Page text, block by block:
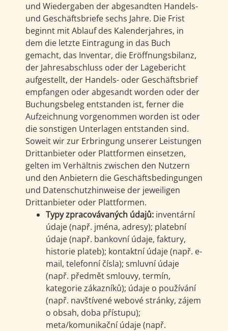
und Wiedergaben der abgesandten Handels-
und Geschäftsbriefe sechs Jahre. Die Frist
beginnt mit Ablauf des Kalenderjahres, in
dem die letzte Eintragung in das Buch
gemacht, das Inventar, die Eröffnungsbilanz,
der Jahresabschluss oder der Lagebericht
aufgestellt, der Handels- oder Geschäftsbrief
empfangen oder abgesandt worden oder der
Buchungsbeleg entstanden ist, ferner die
Aufzeichnung vorgenommen worden ist oder
die sonstigen Unterlagen entstanden sind.
Soweit wir zur Erbringung unserer Leistungen
Drittanbieter oder Plattformen einsetzen,
gelten im Verhältnis zwischen den Nutzern
und den Anbietern die Geschäftsbedingungen
und Datenschutzhinweise der jeweiligen
Drittanbieter oder Plattformen.
Typy zpracovávaných údajů: inventární
údaje (např. jména, adresy); platební
údaje (např. bankovní údaje, faktury,
historie plateb); kontaktní údaje (např. e-
mail, telefonní čísla); smluvní údaje
(např. předmět smlouvy, termín,
kategorie zákazníků); údaje o používání
(např. navštívené webové stránky, zájem
o obsah, doba přístupu);
meta/komunikační údaje (např.